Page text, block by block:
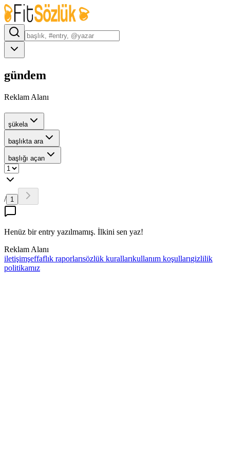
gündem
Reklam Alanı
şükela
başlıkta ara
başlığı açan
/ 1
Henüz bir entry yazılmamış. İlkini sen yaz!
Reklam Alanı
iletişimşeffaflık raporlarısözlük kurallarıkullanım koşullarıgizlilik
politikamız